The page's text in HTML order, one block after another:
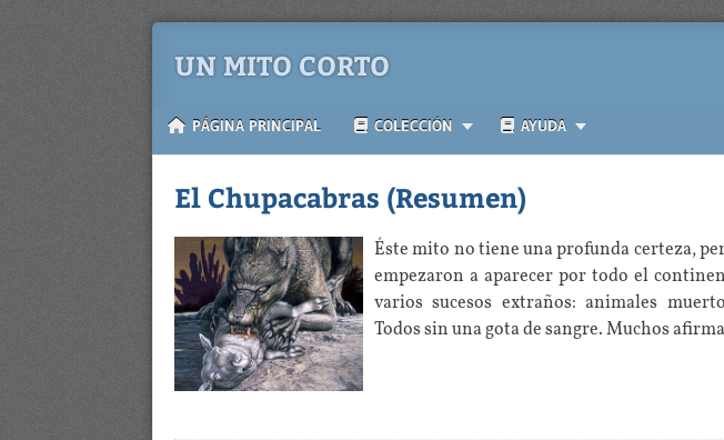
UN MITO CORTO
PÁGINA PRINCIPAL COLECCIÓN AYUDA
El Chupacabras (Resumen)
Éste mito no tiene una profunda certeza,
empezaron a aparecer por todo el
varios sucesos extraños: animales
Todos sin una gota de sangre. Muchos